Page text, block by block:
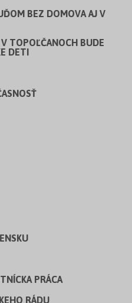
BEZ DOMOVA AJ V
TOPOĽČANOCH BUDE
DETI
PRÁCA
RÁDU